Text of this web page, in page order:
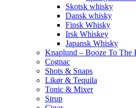
Skotsk whisky
Dansk whisky
Finsk Whisky
Irsk Whiskey
Japansk Whisky
Knaplund – Booze To The
Cognac
Shots & Snaps
Likør & Tequila
Tonic & Mixer
Sirup